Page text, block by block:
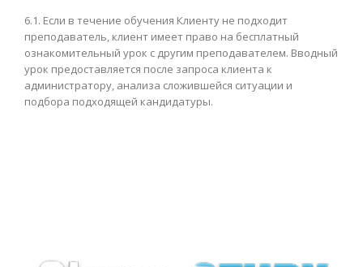
6.1. Если в течение обучения Клиенту не подходит
преподаватель, клиент имеет право на бесплатный
ознакомительный урок с другим преподавателем. Вводный
урок предоставляется после запроса клиента к
администратору, анализа сложившейся ситуации и
подбора подходящей кандидатуры.